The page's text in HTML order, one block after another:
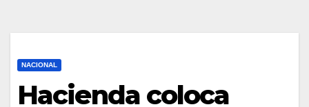
NACIONAL
Hacienda coloca